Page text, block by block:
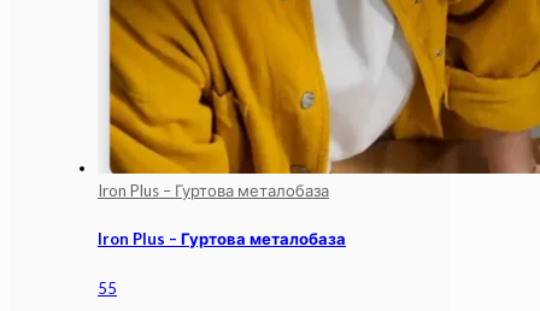
Iron Plus – Гуртова металобаза
Iron Plus – Гуртова металобаза
55